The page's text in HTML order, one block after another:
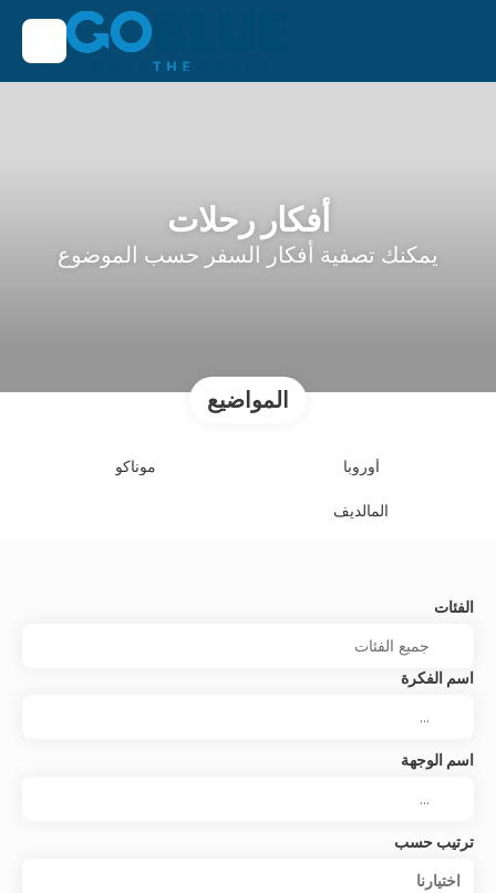
أفكار رحلات
يمكنك تصفية أفكار السفر حسب الموضوع
المواضيع
أوروبا
موناكو
المالديف
الفئات
اسم الفكرة
اسم الوجهة
ترتيب حسب
اختيارنا